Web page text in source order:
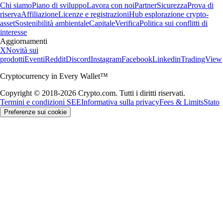
Chi siamoPiano di sviluppoLavora con noiPartnerSicurezzaProva di
riservaAffiliazioneLicenze e registrazioniHub esplorazione crypto-
assetSostenibilità ambientaleCapitaleVerificaPolitica sui conflitti di
interesse
Aggiornamenti
XNovità sui
prodottiEventiRedditDiscordInstagramFacebookLinkedinTradingView
Cryptocurrency in Every Wallet™
Copyright © 2018-2026 Crypto.com. Tutti i diritti riservati.
Termini e condizioni SEEInformativa sulla privacyFees & LimitsStato
Preferenze sui cookie